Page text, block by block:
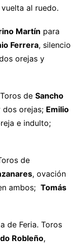
al ruedo.
Martín para
Ferrera, silencio
orejas y
Toros de Sancho
dos orejas; Emilio
e indulto;
de
, ovación
ambos; Tomás
de Feria. Toros
Robleño,